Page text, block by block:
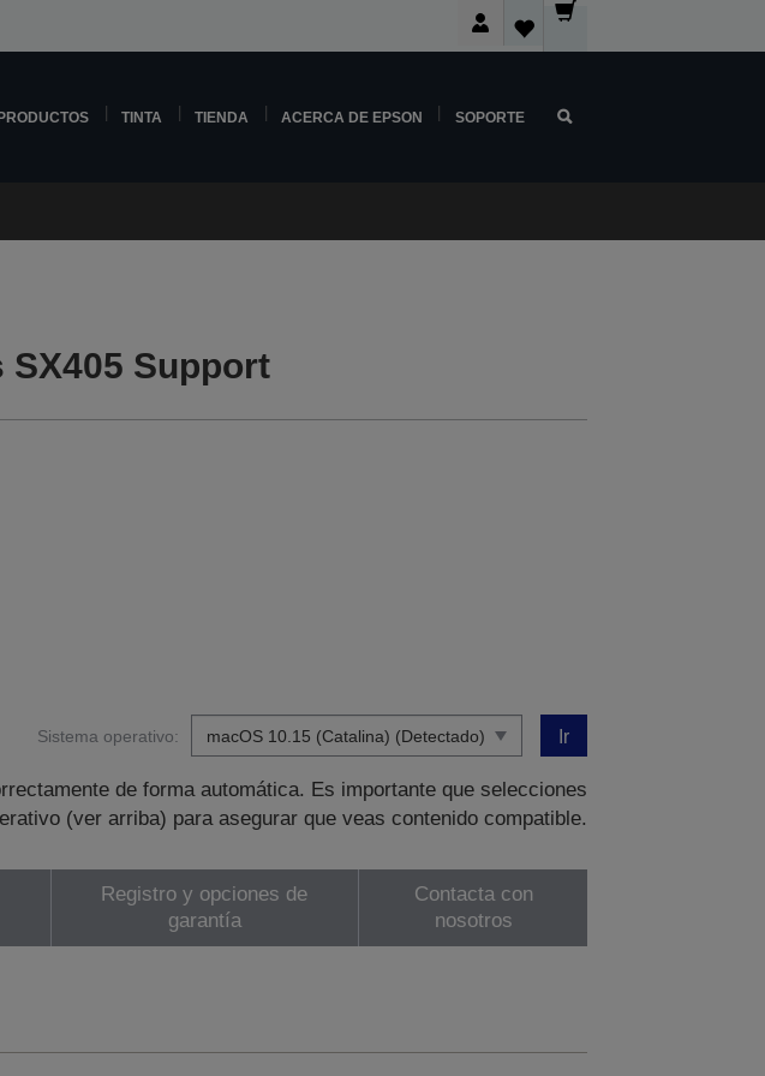
TINTA TIENDA ACERCA DE EPSON SOPORTE
Support
Sistema operativo: Ir
de forma automática. Es importante que selecciones
(ver arriba) para asegurar que veas contenido compatible.
Registro y opciones de
garantía
Contacta con
nosotros